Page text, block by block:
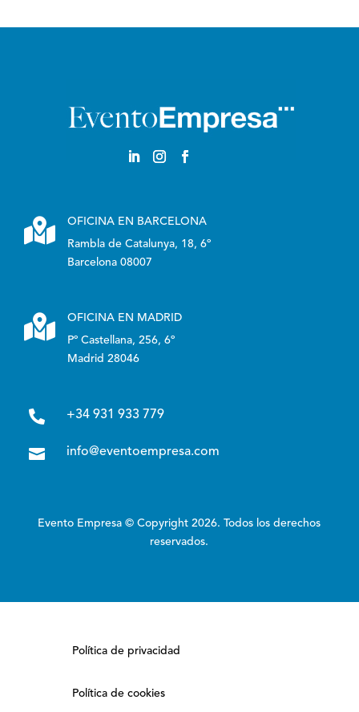

OFICINA EN BARCELONA
Rambla de Catalunya, 18, 6º
Barcelona 08007

OFICINA EN MADRID
Pº Castellana, 256, 6º
Madrid 28046
 +34 931 933 779
 info@eventoempresa.com
Evento Empresa © Copyright 2026. Todos los derechos
reservados.
Política de privacidad
Política de cookies